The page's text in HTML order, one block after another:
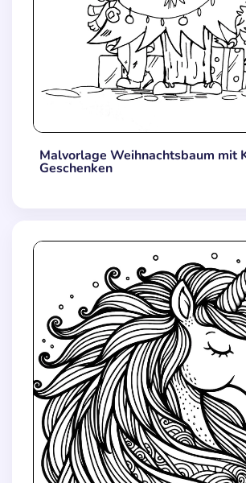
Malvorlage Weihnachtsbaum mit
Geschenken